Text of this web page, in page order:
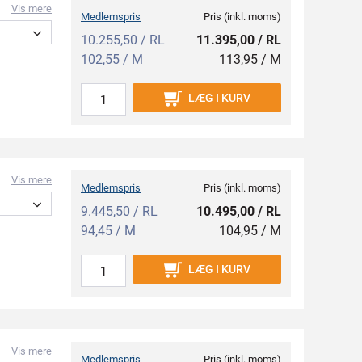
Vis mere
Medlemspris
10.255,50 / RL
102,55 / M
Pris (inkl. moms)
11.395,00 / RL
113,95 / M
LÆG I KURV
Vis mere
Medlemspris
9.445,50 / RL
94,45 / M
Pris (inkl. moms)
10.495,00 / RL
104,95 / M
LÆG I KURV
Vis mere
Medlemspris Pris (inkl. moms)